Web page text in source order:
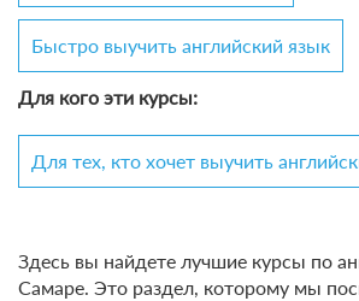
Быстро выучить английский язык
Для кого эти курсы:
Для тех, кто хочет выучить
Здесь вы найдете лучшие курсы по
Самаре. Это раздел, которому мы